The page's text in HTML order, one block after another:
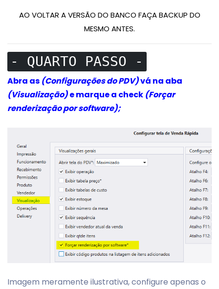
AO VOLTAR A VERSÃO DO BANCO FAÇA BACKUP DO
MESMO ANTES.
- QUARTO PASSO -
Abra as (Configurações do PDV)vá na aba
(Visualização)e marque a check (Forçar
renderização por software);
Imagem meramente ilustrativa, configure apenas o